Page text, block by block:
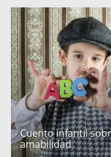
Cuento infantil
amabilidad